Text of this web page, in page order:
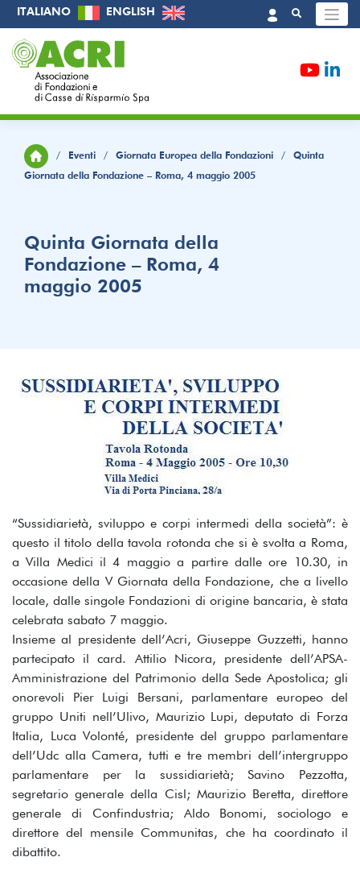
ITALIANO ENGLISH
/ Eventi / Giornata Europea della Fondazioni /
Quinta
Giornata della Fondazione – Roma, 4 maggio 2005
Quinta Giornata della
Fondazione – Roma, 4
maggio 2005
“Sussidiarietà, sviluppo e corpi intermedi della società”: è
questo il titolo della tavola rotonda che si è svolta a Roma,
a Villa Medici il 4 maggio a partire dalle ore 10.30, in
occasione della V Giornata della Fondazione, che a livello
locale, dalle singole Fondazioni di origine bancaria, è stata
celebrata sabato 7 maggio.
Insieme al presidente dell’Acri, Giuseppe Guzzetti, hanno
partecipato il card. Attilio Nicora, presidente dell’APSA-
Amministrazione del Patrimonio della Sede Apostolica; gli
onorevoli Pier Luigi Bersani, parlamentare europeo del
gruppo Uniti nell’Ulivo, Maurizio Lupi, deputato di Forza
Italia, Luca Volonté, presidente del gruppo parlamentare
dell’Udc alla Camera, tutti e tre membri dell’intergruppo
parlamentare per la sussidiarietà; Savino Pezzotta,
segretario generale della Cisl; Maurizio Beretta, direttore
generale di Confindustria; Aldo Bonomi, sociologo e
direttore del mensile Communitas, che ha coordinato il
dibattito.